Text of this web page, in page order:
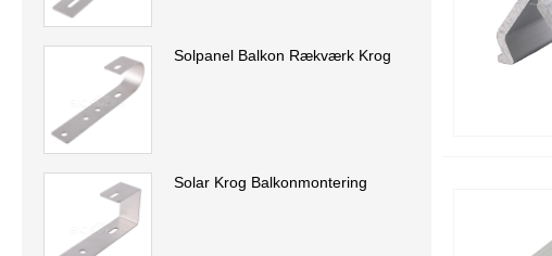
Solpanel Balkon Rækværk Krog
Solar Krog Balkonmontering